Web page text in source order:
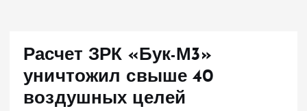
Расчет ЗРК «Бук-М3»
уничтожил свыше 40
воздушных целей